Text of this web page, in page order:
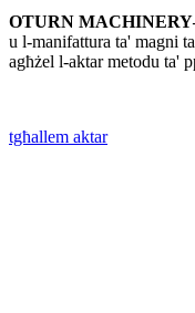
OTURN
u l-manifattura ta' magni
agħżel l-aktar metodu ta'
tgħallem aktar